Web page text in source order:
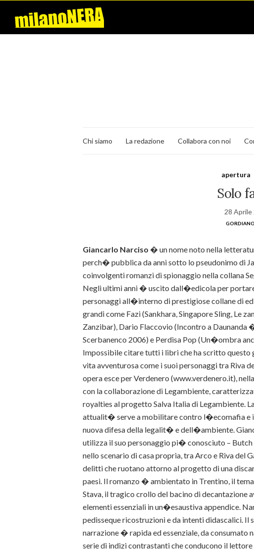
Chi siamo La redazione Collabora con noi
apertura
Solo
28 Aprile
Giancarlo Narciso � un nome noto nella
perch� pubblica da anni sotto lo pseudonimo di
coinvolgenti romanzi di spionaggio nella collana
Negli ultimi anni � uscito dall�edicola per
personaggi all�interno di prestigiose collane di
grandi come Fazi (Sankhara, Singapore Sling, Le
Zanzibar), Dario Flaccovio (Incontro a Daunanda
Scerbanenco 2006) e Perdisa Pop (Un�ombra
Impossibile citare tutti i libri che ha scritto questo
vita avventurosa come i suoi personaggi tra Riva
opera esce per Verdenero (www.verdenero.it),
con la collaborazione di Legambiente,
royalties al progetto Salva Italia di Legambiente.
attualit� serve a mobilitare contro l�ecomafia e
nuova difesa della legalit� e dell�ambiente.
utilizza il suo personaggio pi� conosciuto –
nello scenario di casa propria, tra Arco e Riva del
delitti che ruotano attorno al progetto di una
paesi. Il romanzo � ambientato in Trentino, il
Stava, il tragico crollo del bacino di decantazione
elementi essenziali in un�esaustiva appendice.
pedisseque ricostruzioni e da intenti didascalici.
narrazione � rapida ed essenziale, da consumato
serie di indizi contrastanti che conducono il